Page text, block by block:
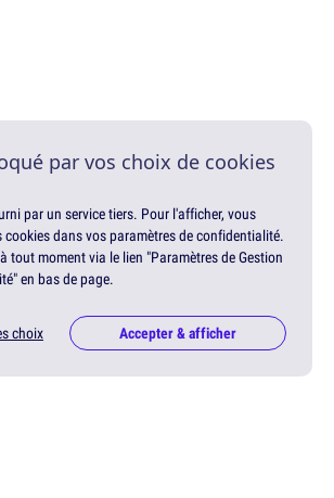
par vos choix de cookies
par un service tiers. Pour l'afficher, vous
cookies dans vos paramètres de confidentialité.
tout moment via le lien "Paramètres de Gestion
en bas de page.
choix Accepter & afficher